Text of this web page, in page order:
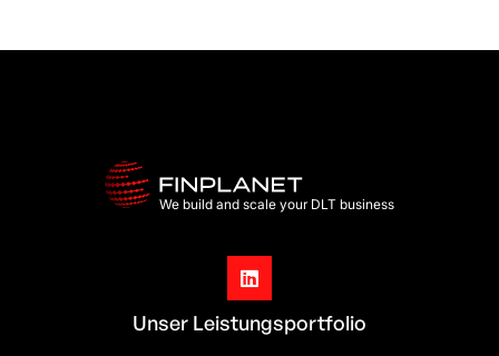
We build and scale your DLT business

Unser Leistungsportfolio